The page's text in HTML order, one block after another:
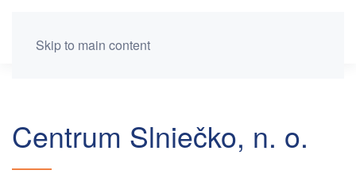
Skip to main content
Centrum Slniečko, n. o.